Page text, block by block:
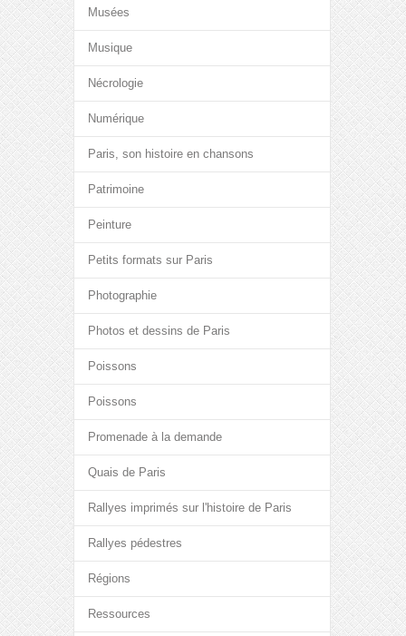
Musées
Musique
Nécrologie
Numérique
Paris, son histoire en chansons
Patrimoine
Peinture
Petits formats sur Paris
Photographie
Photos et dessins de Paris
Poissons
Poissons
Promenade à la demande
Quais de Paris
Rallyes imprimés sur l'histoire de Paris
Rallyes pédestres
Régions
Ressources